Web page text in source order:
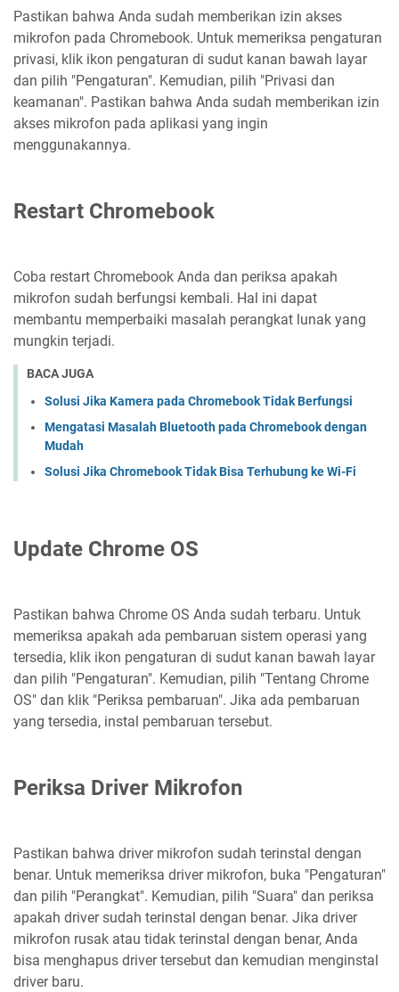
Pastikan bahwa Anda sudah memberikan izin akses
mikrofon pada Chromebook. Untuk memeriksa pengaturan
privasi, klik ikon pengaturan di sudut kanan bawah layar
dan pilih "Pengaturan". Kemudian, pilih "Privasi dan
keamanan". Pastikan bahwa Anda sudah memberikan izin
akses mikrofon pada aplikasi yang ingin
menggunakannya.
Restart Chromebook
Coba restart Chromebook Anda dan periksa apakah
mikrofon sudah berfungsi kembali. Hal ini dapat
membantu memperbaiki masalah perangkat lunak yang
mungkin terjadi.
BACA JUGA
Solusi Jika Kamera pada Chromebook Tidak Berfungsi
Mengatasi Masalah Bluetooth pada Chromebook dengan
Mudah
Solusi Jika Chromebook Tidak Bisa Terhubung ke Wi-Fi
Update Chrome OS
Pastikan bahwa Chrome OS Anda sudah terbaru. Untuk
memeriksa apakah ada pembaruan sistem operasi yang
tersedia, klik ikon pengaturan di sudut kanan bawah layar
dan pilih "Pengaturan". Kemudian, pilih "Tentang Chrome
OS" dan klik "Periksa pembaruan". Jika ada pembaruan
yang tersedia, instal pembaruan tersebut.
Periksa Driver Mikrofon
Pastikan bahwa driver mikrofon sudah terinstal dengan
benar. Untuk memeriksa driver mikrofon, buka "Pengaturan"
dan pilih "Perangkat". Kemudian, pilih "Suara" dan periksa
apakah driver sudah terinstal dengan benar. Jika driver
mikrofon rusak atau tidak terinstal dengan benar, Anda
bisa menghapus driver tersebut dan kemudian menginstal
driver baru.